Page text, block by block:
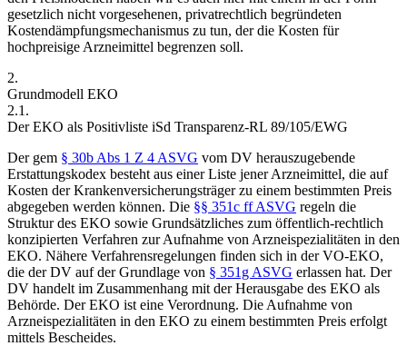
gesetzlich nicht vorgesehenen, privatrechtlich begründeten
Kostendämpfungsmechanismus zu tun, der die Kosten für
hochpreisige Arzneimittel begrenzen soll.
2.
Grundmodell EKO
2.1.
Der EKO als Positivliste iSd Transparenz-RL 89/105/EWG
Der gem § 30b Abs 1 Z 4 ASVG vom DV herauszugebende
Erstattungskodex besteht aus einer Liste jener Arzneimittel, die auf
Kosten der Krankenversicherungsträger zu einem bestimmten Preis
abgegeben werden können. Die §§ 351c ff ASVG regeln die
Struktur des EKO sowie Grundsätzliches zum öffentlich-rechtlich
konzipierten Verfahren zur Aufnahme von Arzneispezialitäten in den
EKO. Nähere Verfahrensregelungen finden sich in der VO-EKO,
die der DV auf der Grundlage von § 351g ASVG erlassen hat. Der
DV handelt im Zusammenhang mit der Herausgabe des EKO als
Behörde. Der EKO ist eine Verordnung. Die Aufnahme von
Arzneispezialitäten in den EKO zu einem bestimmten Preis erfolgt
mittels Bescheides.